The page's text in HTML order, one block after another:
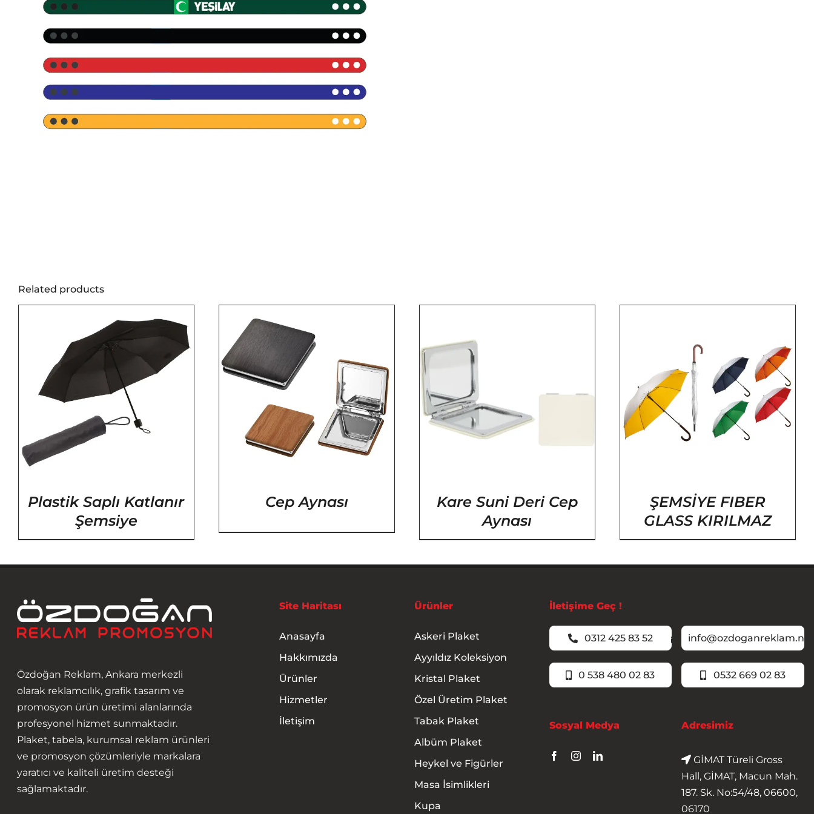
Related products
Plastik Saplı Katlanır
Şemsiye
/ DETAYLAR
Cep Aynası
DETAYLAR
Kare Suni Deri Cep
Aynası
DETAYLAR
ŞEMSİYE FIBER
GLASS KIRILMAZ
Özdoğan Reklam, Ankara merkezli
olarak reklamcılık, grafik tasarım ve
promosyon ürün üretimi alanlarında
profesyonel hizmet sunmaktadır.
Plaket, tabela, kurumsal reklam ürünleri
ve promosyon çözümleriyle markalara
yaratıcı ve kaliteli üretim desteği
sağlamaktadır.
Site Haritası
Anasayfa
Hakkımızda
Ürünler
Hizmetler
İletişim
Ürünler
Askeri Plaket
Ayyıldız Koleksiyon
Kristal Plaket
Özel Üretim Plaket
Tabak Plaket
Albüm Plaket
Heykel ve Figürler
Masa İsimlikleri
Kupa
İletişime Geç !
0312 425 83 52 info@ozdoganreklam.net
0 538 480 02 83 0532 669 02 83
Sosyal Medya Adresimiz
GİMAT Türeli Gross
Hall, GİMAT, Macun Mah.
187. Sk. No:54/48, 06600,
06170